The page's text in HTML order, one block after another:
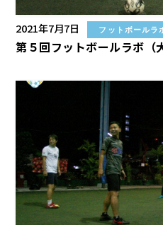
2021年7月7日 フットボールラ
第５回フットボールラボ（